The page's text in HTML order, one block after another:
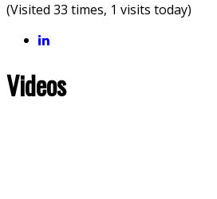
(Visited 33 times, 1 visits today)
Videos